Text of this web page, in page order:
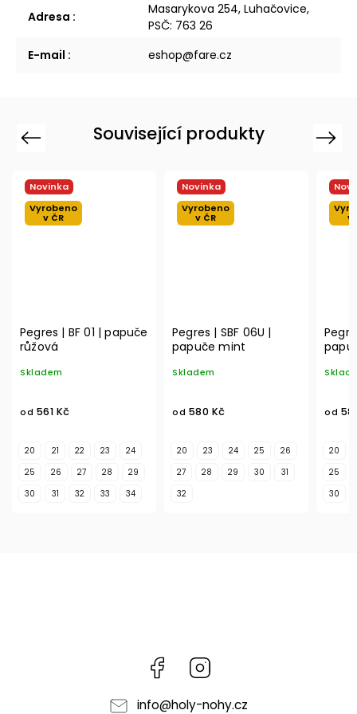
Adresa :
Masarykova 254, Luhačovice,
PSČ: 763 26
E-mail : eshop@fare.cz
Související produkty
Previous
Novinka
Vyrobeno
v ČR
Pegres | BF 01 | papuče
růžová
Skladem
od 561 Kč
20 21 22 23 24
25 26 27 28 29
30 31 32 33 34
Novinka
Vyrobeno
v ČR
Pegres | SBF 06U |
papuče mint
Skladem
od 580 Kč
20 23 24 25 26
27 28 29 30 31
32
v
od
20
25
30
Next
Facebook
info@holy-nohy.cz